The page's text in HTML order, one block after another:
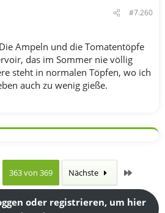
#7.260
Ampeln und die Tomatentöpfe
das im Sommer nie völlig
steht in normalen Töpfen, wo ich
auch zu wenig gieße.
363 von 369 Nächste
oder registrieren, um hier